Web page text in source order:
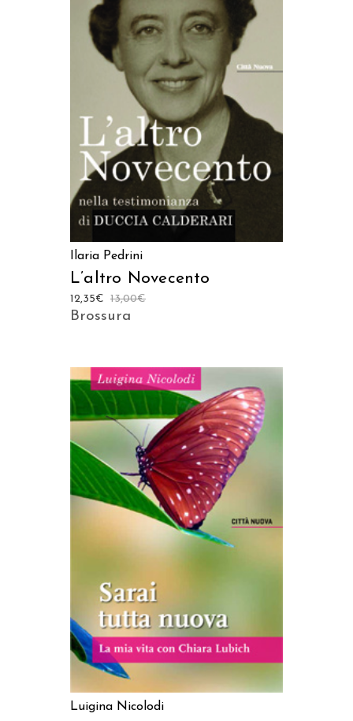
AGGIUNGI AL CARRELLO
Ilaria Pedrini
L’altro Novecento
13,00€
12,35€
Brossura
AGGIUNGI AL CARRELLO
Luigina Nicolodi